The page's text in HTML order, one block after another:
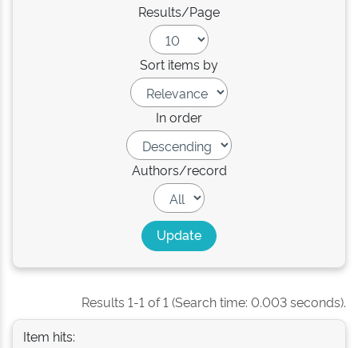
Results/Page
Sort items by
In order
Authors/record
Results 1-1 of 1 (Search time: 0.003 seconds).
Item hits: